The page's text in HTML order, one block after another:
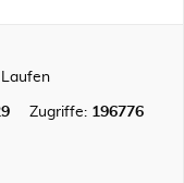
Laufen
Zugriffe: 196776